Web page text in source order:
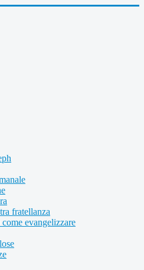
fratellanza
evangelizzare